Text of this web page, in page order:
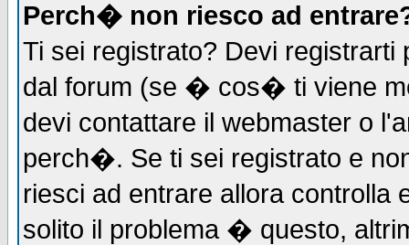
Perch� non riesco ad
Ti sei registrato? Devi registrarti
dal forum (se � cos� ti viene
devi contattare il webmaster o
perch�. Se ti sei registrato e
riesci ad entrare allora controlla
solito il problema � questo,